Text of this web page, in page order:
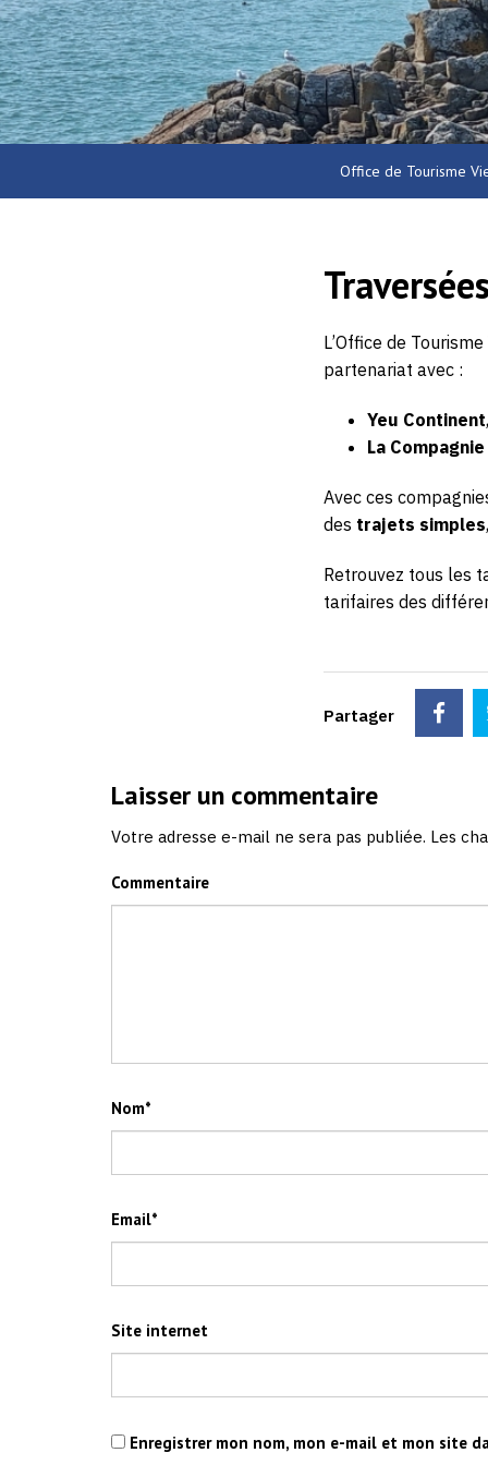
Office de Tourisme
L’Office de
partenariat avec :
Yeu Continent
La
Avec ces
des trajets simples
Retrouvez tous les
tarifaires des
Partager
Laisser un commentaire
Votre adresse e-mail ne sera pas publiée. Les
Commentaire
Nom*
Email*
Site internet
Enregistrer mon nom, mon e-mail et mon site